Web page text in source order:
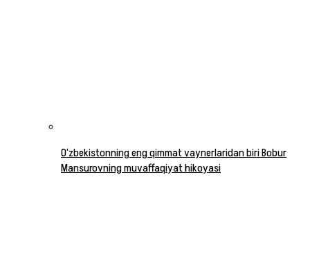
O‘zbekistonning eng qimmat vaynerlaridan biri Bobur
Mansurovning muvaffaqiyat hikoyasi